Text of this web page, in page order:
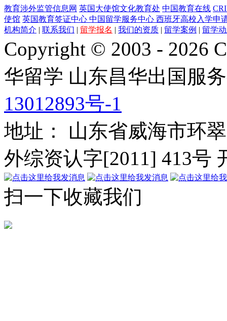
教育涉外监管信息网 英国大使馆文化教育处 中国教育在线
使馆 英国教育签证中心 中国留学服务中心 西班牙高校入学申
机构简介 | 联系我们 | 留学报名 | 我们的资质 | 留学案例 | 留学
Copyright © 2003 - 2026
华留学 山东昌华出国服
13012893号-1
地址： 山东省威海市环
外综资认字[2011] 413号
扫一下收藏我们